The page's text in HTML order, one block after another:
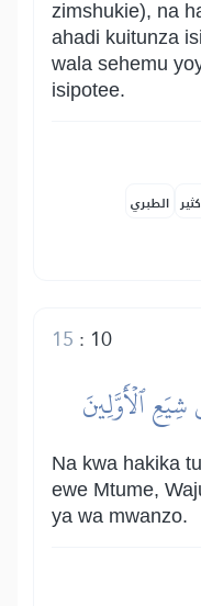
zimshukie), na
ahadi kuitunza
wala sehemu
isipotee.
الطبري
10
:
15
ٱلۡأَوَّلِينَ
Na kwa hakika
ewe Mtume,
ya wa mwanzo.